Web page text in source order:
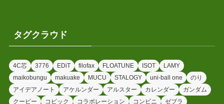
タグクラウド
4C芯 3776 EDiT filofax FLOATUNE ISOT
LAMY
maikobungu
makuake MUCU STALOGY uni-ball one
のり
アイデアノート
アケルンダー アルスター カレンダー
ガンダム
クーピー
コピック コラボレーション コンビニ ゼブラ